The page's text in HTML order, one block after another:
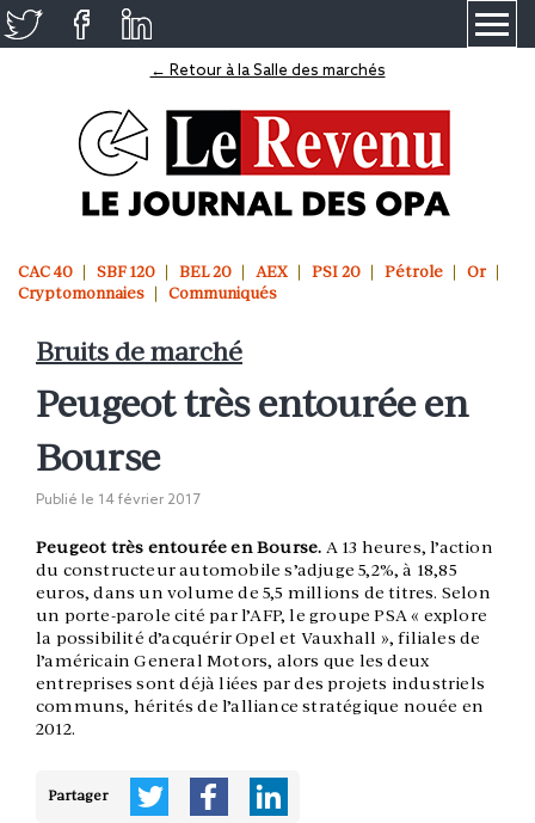
← Retour à la Salle des marchés
CAC 40 SBF 120 BEL 20 AEX PSI 20 Pétrole
Or
Cryptomonnaies
Communiqués
Bruits de marché
Peugeot très entourée en
Bourse
Publié le 14 février 2017
Peugeot très entourée en Bourse. A 13 heures, l’action
du constructeur automobile s’adjuge 5,2%, à 18,85
euros, dans un volume de 5,5 millions de titres. Selon
un porte-parole cité par l’AFP, le groupe PSA « explore
la possibilité d’acquérir Opel et Vauxhall », filiales de
l’américain General Motors, alors que les deux
entreprises sont déjà liées par des projets industriels
communs, hérités de l’alliance stratégique nouée en
2012.
Partager